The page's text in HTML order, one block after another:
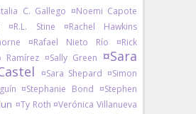
C. Gallego ¤Noemi Capote
¤R.L. Stine
¤Rachel Hawkins
¤Rafael Nieto Río
¤Rick
Ramírez ¤Sally Green ¤Sara
¤Sara Shepard ¤Simon
¤Stephanie Bond ¤Stephen
¤Ty Roth ¤Verónica Villanueva